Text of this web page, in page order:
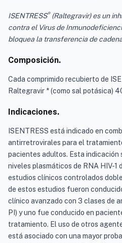
ISENTRESS®(Raltegravir) es un
contra el Virus de
bloquea la transferencia de
Composición.
Cada comprimido recubierto de
Raltegravir * (como sal potásica)
Indicaciones.
ISENTRESS está indicado en
antirretrovirales para el
pacientes adultos. Esta indicación
niveles plasmáticos de RNA HIV-1
estudios clínicos controlados
de estos estudios fueron
clínico avanzado con 3 clases de
PI) y uno fue conducido en
tratamiento. El uso de otros
está asociado con una mayor